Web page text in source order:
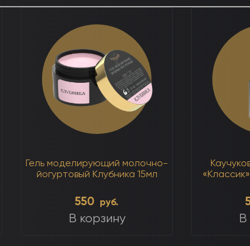
Гель моделирующий молочно-
йогуртовый Клубника 15мл
550 руб.
В корзину В